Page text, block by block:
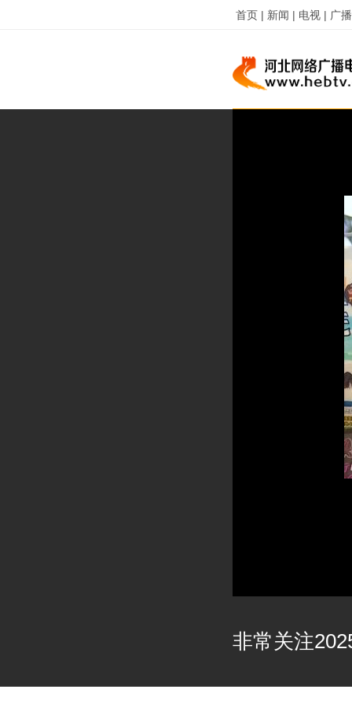
首页 | 新闻 | 电视 | 广
非常关注